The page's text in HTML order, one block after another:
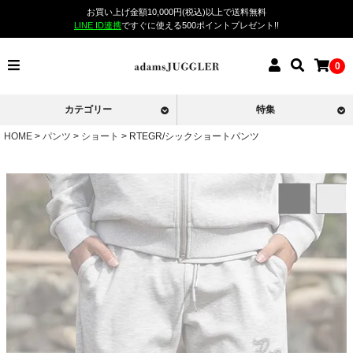
お買い上げ金額10,000円(税込)以上で送料無料
LINE ID連携ですぐに使える500ポイントプレゼント!!
0
カテゴリー 特集
HOME パンツ ショート RTEGR/シックショートパンツ